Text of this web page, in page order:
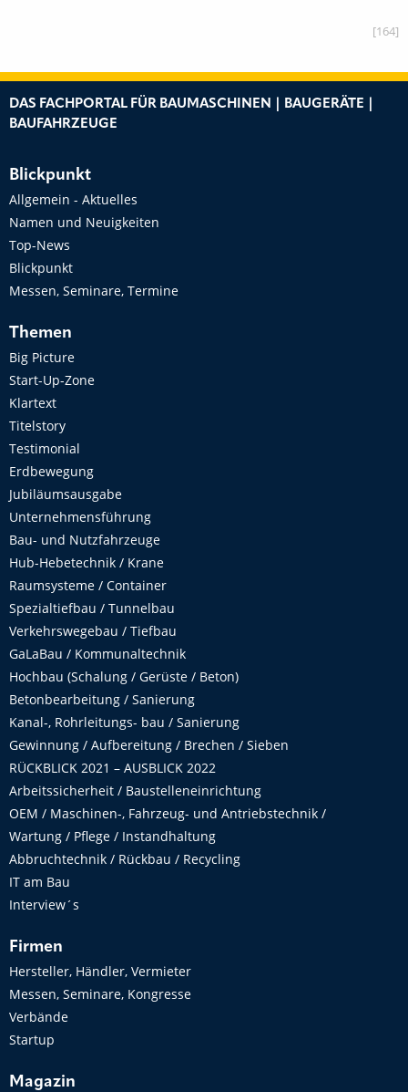
[164]
DAS FACHPORTAL FÜR BAUMASCHINEN | BAUGERÄTE |
BAUFAHRZEUGE
Blickpunkt
Allgemein - Aktuelles
Namen und Neuigkeiten
Top-News
Blickpunkt
Messen, Seminare, Termine
Themen
Big Picture
Start-Up-Zone
Klartext
Titelstory
Testimonial
Erdbewegung
Jubiläumsausgabe
Unternehmensführung
Bau- und Nutzfahrzeuge
Hub-Hebetechnik / Krane
Raumsysteme / Container
Spezialtiefbau / Tunnelbau
Verkehrswegebau / Tiefbau
GaLaBau / Kommunaltechnik
Hochbau (Schalung / Gerüste / Beton)
Betonbearbeitung / Sanierung
Kanal-, Rohrleitungs- bau / Sanierung
Gewinnung / Aufbereitung / Brechen / Sieben
RÜCKBLICK 2021 – AUSBLICK 2022
Arbeitssicherheit / Baustelleneinrichtung
OEM / Maschinen-, Fahrzeug- und Antriebstechnik /
Wartung / Pflege / Instandhaltung
Abbruchtechnik / Rückbau / Recycling
IT am Bau
Interview´s
Firmen
Hersteller, Händler, Vermieter
Messen, Seminare, Kongresse
Verbände
Startup
Magazin